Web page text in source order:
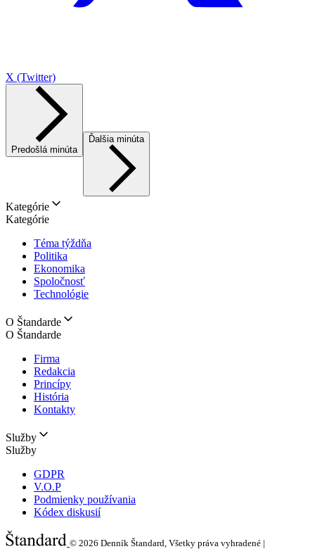
X (Twitter)
Predošlá minúta
Ďalšia minúta
Kategórie
Kategórie
Téma týždňa
Politika
Ekonomika
Spoločnosť
Technológie
O Štandarde
O Štandarde
Firma
Redakcia
Princípy
História
Kontakty
Služby
Služby
GDPR
V.O.P
Podmienky používania
Kódex diskusií
© 2026 Denník Štandard, Všetky práva vyhradené |